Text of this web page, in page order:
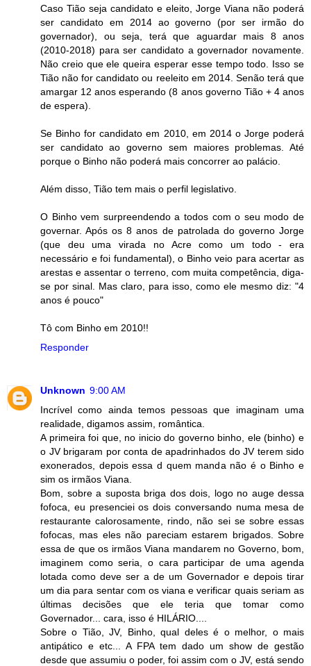
Caso Tião seja candidato e eleito, Jorge Viana não poderá
ser candidato em 2014 ao governo (por ser irmão do
governador), ou seja, terá que aguardar mais 8 anos
(2010-2018) para ser candidato a governador novamente.
Não creio que ele queira esperar esse tempo todo. Isso se
Tião não for candidato ou reeleito em 2014. Senão terá que
amargar 12 anos esperando (8 anos governo Tião + 4 anos
de espera).
Se Binho for candidato em 2010, em 2014 o Jorge poderá
ser candidato ao governo sem maiores problemas. Até
porque o Binho não poderá mais concorrer ao palácio.
Além disso, Tião tem mais o perfil legislativo.
O Binho vem surpreendendo a todos com o seu modo de
governar. Após os 8 anos de patrolada do governo Jorge
(que deu uma virada no Acre como um todo - era
necessário e foi fundamental), o Binho veio para acertar as
arestas e assentar o terreno, com muita competência, diga-
se por sinal. Mas claro, para isso, como ele mesmo diz: "4
anos é pouco"
Tô com Binho em 2010!!
Responder
Unknown 9:00 AM
Incrível como ainda temos pessoas que imaginam uma
realidade, digamos assim, romântica.
A primeira foi que, no inicio do governo binho, ele (binho) e
o JV brigaram por conta de apadrinhados do JV terem sido
exonerados, depois essa d quem manda não é o Binho e
sim os irmãos Viana.
Bom, sobre a suposta briga dos dois, logo no auge dessa
fofoca, eu presenciei os dois conversando numa mesa de
restaurante calorosamente, rindo, não sei se sobre essas
fofocas, mas eles não pareciam estarem brigados. Sobre
essa de que os irmãos Viana mandarem no Governo, bom,
imaginem como seria, o cara participar de uma agenda
lotada como deve ser a de um Governador e depois tirar
um dia para sentar com os viana e verificar quais seriam as
últimas decisões que ele teria que tomar como
Governador... cara, isso é HILÁRIO....
Sobre o Tião, JV, Binho, qual deles é o melhor, o mais
antipático e etc... A FPA tem dado um show de gestão
desde que assumiu o poder, foi assim com o JV, está sendo